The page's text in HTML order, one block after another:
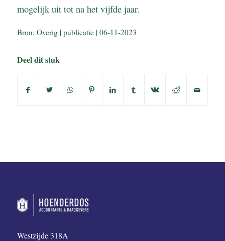
mogelijk uit tot na het vijfde jaar.
Bron: Overig | publicatie | 06-11-2023
Deel dit stuk
Westzijde 318A